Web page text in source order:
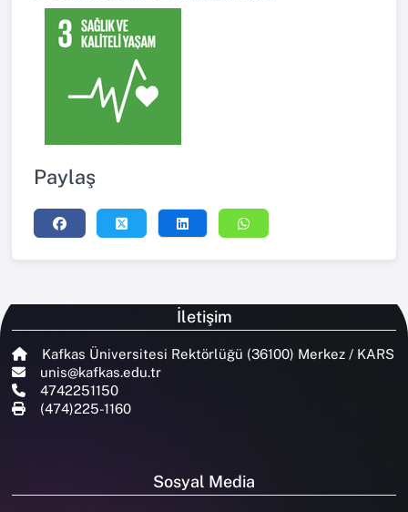
Paylaş
İletişim
Kafkas Üniversitesi Rektörlüğü (36100) Merkez / KARS
unis@kafkas.edu.tr
4742251150
(474)225-1160
Sosyal Media